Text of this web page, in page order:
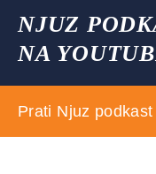
NJUZ
NA
Prati Njuz podkast